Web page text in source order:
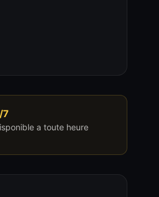
7
a toute heure